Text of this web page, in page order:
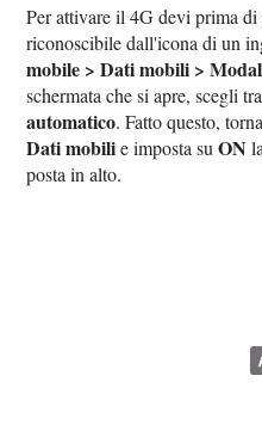
Per attivare il 4G devi prima
riconoscibile dall'icona di un
mobile > Dati mobili >
schermata che si apre, scegli
automatico. Fatto questo,
Dati mobilie imposta suON
posta in alto.